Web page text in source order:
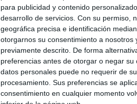
para publicidad y contenido
desarrollo de servicios. Con su permiso,
geográfica precisa e identificación
otorgarnos su consentimiento a
previamente descrito. De forma
preferencias antes de otorgar o negar su
datos personales puede no requerir de
procesamiento. Sus preferencias se
consentimiento en cualquier momento